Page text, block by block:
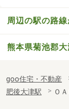
周辺の駅の路
熊本県菊池郡
goo住宅・不動産
肥後大津駅
Ｏ